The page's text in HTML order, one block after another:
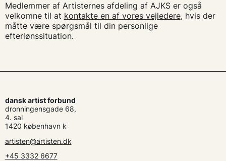
Medlemmer af Artisternes afdeling af AJKS er også
velkomne til at kontakte en af vores vejledere, hvis der
måtte være spørgsmål til din personlige
efterlønssituation.
dansk artist forbund
dronningensgade 68,
4. sal
1420 københavn k
artisten@artisten.dk
+45 3332 6677